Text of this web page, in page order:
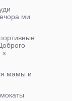
ми
з
мамы и